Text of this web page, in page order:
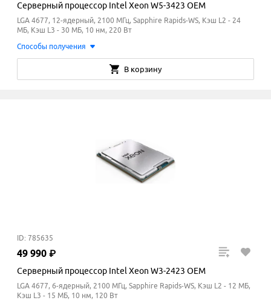
Серверный процессор Intel Xeon W5-3423 OEM
LGA 4677, 12-ядерный, 2100 МГц, Sapphire Rapids-WS, Кэш L2 - 24
МБ, Кэш L3 - 30 МБ, 10 нм, 220 Вт
Способы получения
В корзину
ID: 785635
49 990 ₽
Серверный процессор Intel Xeon W3-2423 OEM
LGA 4677, 6-ядерный, 2100 МГц, Sapphire Rapids-WS, Кэш L2 - 12 МБ,
Кэш L3 - 15 МБ, 10 нм, 120 Вт